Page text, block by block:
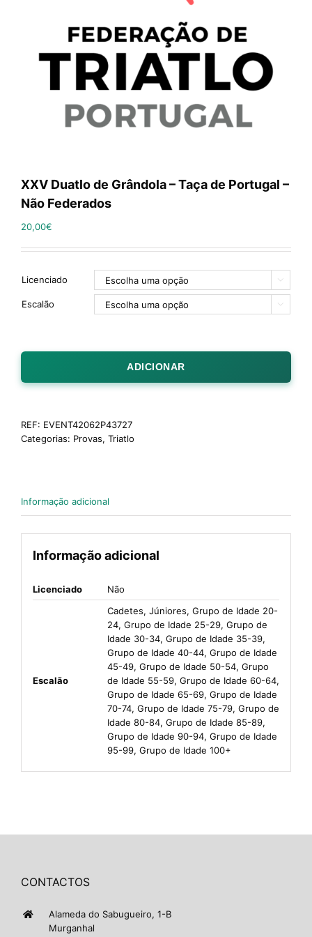
XXV Duatlo de Grândola – Taça de Portugal –
Não Federados
20,00€
Licenciado 
Escalão 
ADICIONAR
REF: EVENT42062P43727
Categorias: Provas, Triatlo
Informação adicional
Informação adicional
Licenciado Não
Escalão
Cadetes, Júniores, Grupo de Idade 20-
24, Grupo de Idade 25-29, Grupo de
Idade 30-34, Grupo de Idade 35-39,
Grupo de Idade 40-44, Grupo de Idade
45-49, Grupo de Idade 50-54, Grupo
de Idade 55-59, Grupo de Idade 60-64,
Grupo de Idade 65-69, Grupo de Idade
70-74, Grupo de Idade 75-79, Grupo de
Idade 80-84, Grupo de Idade 85-89,
Grupo de Idade 90-94, Grupo de Idade
95-99, Grupo de Idade 100+
CONTACTOS
Alameda do Sabugueiro, 1-B
Murganhal